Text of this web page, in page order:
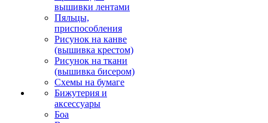
вышивки лентами
Пяльцы,
приспособления
Рисунок на канве
(вышивка крестом)
Рисунок на ткани
(вышивка бисером)
Схемы на бумаге
Бижутерия и
аксессуары
Боа